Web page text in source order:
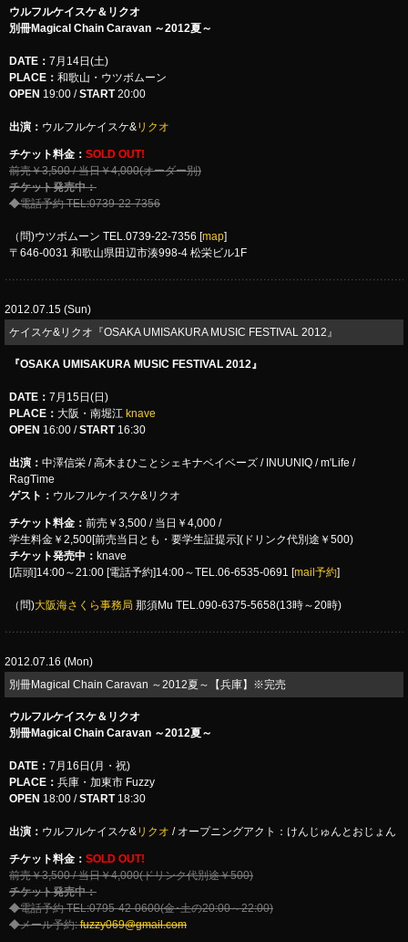
ウルフルケイスケ＆リクオ
別冊Magical Chain Caravan ～2012夏～
DATE： 7月14日(土)
PLACE： 和歌山・ウツボムーン
OPEN 19:00 /START20:00
出演： ウルフルケイスケ& リクオ
チケット料金： SOLD OUT!
前売￥3,500 / 当日￥4,000(オーダー別)
チケット発売中：
◆電話予約 TEL:0739-22-7356
（問)ウツボムーン TEL.0739-22-7356 [map]
〒646-0031 和歌山県田辺市湊998-4 松栄ビル1F
2012.07.15 (Sun)
ケイスケ&リクオ『OSAKA UMISAKURA MUSIC FESTIVAL 2012』
『OSAKA UMISAKURA MUSIC FESTIVAL 2012』
DATE： 7月15日(日)
PLACE： 大阪・南堀江 knave
OPEN 16:00 /START16:30
出演： 中澤信栄 / 高木まひことシェキナベイベーズ / INUUNIQ / m'Life /
RagTime
ゲスト： ウルフルケイスケ&リクオ
チケット料金： 前売￥3,500 / 当日￥4,000 /
学生料金￥2,500[前売当日とも・要学生証提示](ドリンク代別途￥500)
チケット発売中： knave
[店頭]14:00～21:00 [電話予約]14:00～TEL.06-6535-0691 [mail予約]
（問)大阪海さくら事務局 那須Mu TEL.090-6375-5658(13時～20時)
2012.07.16 (Mon)
別冊Magical Chain Caravan ～2012夏～【兵庫】※完売
ウルフルケイスケ＆リクオ
別冊Magical Chain Caravan ～2012夏～
DATE： 7月16日(月・祝)
PLACE： 兵庫・加東市 Fuzzy
OPEN 18:00 /START18:30
出演： ウルフルケイスケ& リクオ / オープニングアクト：けんじゅんとおじょん
チケット料金： SOLD OUT!
前売￥3,500 / 当日￥4,000(ドリンク代別途￥500)
チケット発売中：
◆電話予約 TEL:0795-42-0600(金･土の20:00～22:00)
◆メール予約:fuzzy069@gmail.com